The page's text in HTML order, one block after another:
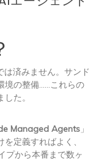
済みません。サンド
境の整備……これらの
た。
Managed Agents 」
定義すればよく、
プから本番まで数ヶ